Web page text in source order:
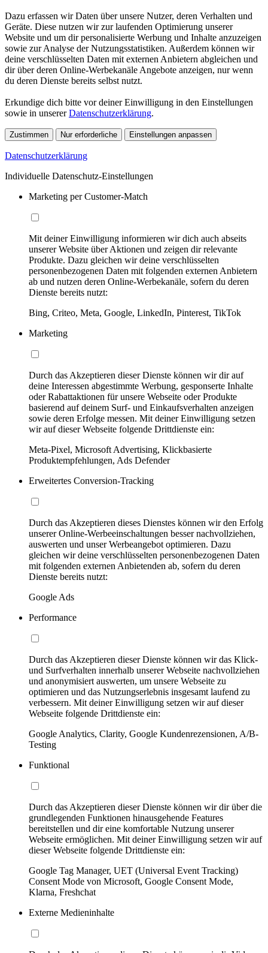
Dazu erfassen wir Daten über unsere Nutzer, deren Verhalten und
Geräte. Diese nutzen wir zur laufenden Optimierung unserer
Website und um dir personalisierte Werbung und Inhalte anzuzeigen
sowie zur Analyse der Nutzungsstatistiken. Außerdem können wir
deine verschlüsselten Daten mit externen Anbietern abgleichen und
dir über deren Online-Werbekanäle Angebote anzeigen, nur wenn
du deren Dienste bereits selbst nutzt.
Erkundige dich bitte vor deiner Einwilligung in den Einstellungen
sowie in unsererDatenschutzerklärung.
Zustimmen Nur erforderliche Einstellungen anpassen
Datenschutzerklärung
Individuelle Datenschutz-Einstellungen
Marketing per Customer-Match
Mit deiner Einwilligung informieren wir dich auch abseits
unserer Website über Aktionen und zeigen dir relevante
Produkte. Dazu gleichen wir deine verschlüsselten
personenbezogenen Daten mit folgenden externen Anbietern
ab und nutzen deren Online-Werbekanäle, sofern du deren
Dienste bereits nutzt:
Bing, Criteo, Meta, Google, LinkedIn, Pinterest, TikTok
Marketing
Durch das Akzeptieren dieser Dienste können wir dir auf
deine Interessen abgestimmte Werbung, gesponserte Inhalte
oder Rabattaktionen für unsere Webseite oder Produkte
basierend auf deinem Surf- und Einkaufsverhalten anzeigen
sowie deren Erfolge messen. Mit deiner Einwilligung setzen
wir auf dieser Webseite folgende Drittdienste ein:
Meta-Pixel, Microsoft Advertising, Klickbasierte
Produktempfehlungen, Ads Defender
Erweitertes Conversion-Tracking
Durch das Akzeptieren dieses Dienstes können wir den Erfolg
unserer Online-Werbeeinschaltungen besser nachvollziehen,
auswerten und unser Werbeangebot optimieren. Dazu
gleichen wir deine verschlüsselten personenbezogenen Daten
mit folgenden externen Anbietenden ab, sofern du deren
Dienste bereits nutzt:
Google Ads
Performance
Durch das Akzeptieren dieser Dienste können wir das Klick-
und Surfverhalten innerhalb unserer Webseite nachvollziehen
und anonymisiert auswerten, um unsere Webseite zu
optimieren und das Nutzungserlebnis insgesamt laufend zu
verbessern. Mit deiner Einwilligung setzen wir auf dieser
Webseite folgende Drittdienste ein:
Google Analytics, Clarity, Google Kundenrezensionen, A/B-
Testing
Funktional
Durch das Akzeptieren dieser Dienste können wir dir über die
grundlegenden Funktionen hinausgehende Features
bereitstellen und dir eine komfortable Nutzung unserer
Webseite ermöglichen. Mit deiner Einwilligung setzen wir auf
dieser Webseite folgende Drittdienste ein:
Google Tag Manager, UET (Universal Event Tracking)
Consent Mode von Microsoft, Google Consent Mode,
Klarna, Freshchat
Externe Medieninhalte